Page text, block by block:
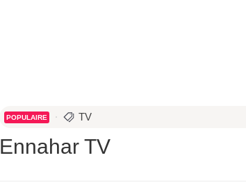
POPULAIRE TV
Ennahar TV